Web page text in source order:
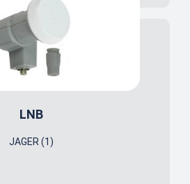
LNB
JAGER (1)